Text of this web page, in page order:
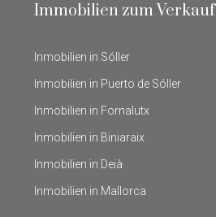
Immobilien zum Verkauf
Inmobilien in Sóller
Inmobilien in Puerto de Sóller
Inmobilien in Fornalutx
Inmobilien in Biniaraix
Inmobilien in Deià
Inmobilien in Mallorca